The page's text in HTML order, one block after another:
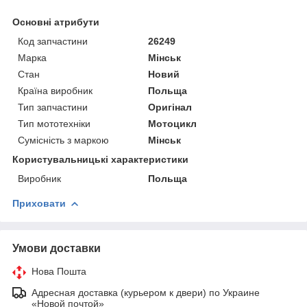
Основні атрибути
Код запчастини
26249
Марка
Мінськ
Стан
Новий
Країна виробник
Польща
Тип запчастини
Оригінал
Тип мототехніки
Мотоцикл
Сумісність з маркою
Мінськ
Користувальницькі характеристики
Виробник
Польща
Приховати
Умови доставки
Нова Пошта
Адресная доставка (курьером к двери) по Украине
«Новой почтой»